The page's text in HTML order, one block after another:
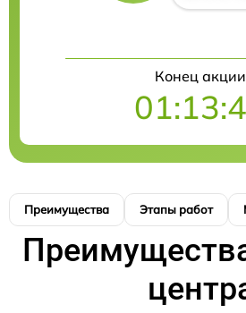
Конец акции
Преимущества Этапы работ